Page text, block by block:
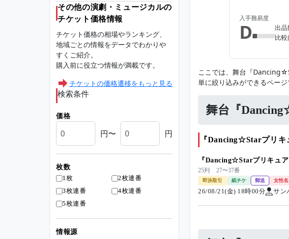
入手難易度
D
出品
比較
ここでは、舞台『
単に絞り込みができるページ
舞台『
『Dancing☆Starプリキ
『Dancing☆Starプリキュ
25列 27〜37番
即決取引 紙チケ 郵送 女性
26/08/21(金) 18時00分 サン
その他の演劇・ミュージカルの
チケット価格情報
チケット価格の相場やランキング、
地域ごとの情報をデータでわかりや
すくご紹介。
購入前に役立つ情報が満載です。
チケットの価格遷移をもっと見る
検索条件
価格
円〜 円
枚数
1枚
2枚連番
3枚連番
4枚連番
5枚連番
情報源